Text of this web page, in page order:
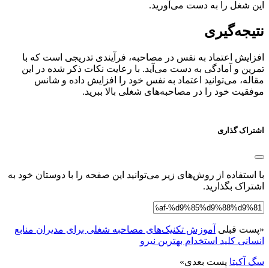
این شغل را به دست می‌آورید.
نتیجه‌گیری
افزایش اعتماد به نفس در مصاحبه، فرآیندی تدریجی است که با
تمرین و آمادگی به دست می‌آید. با رعایت نکات ذکر شده در این
مقاله، می‌توانید اعتماد به نفس خود را افزایش داده و شانس
موفقیت خود را در مصاحبه‌های شغلی بالا ببرید.
اشتراک گذاری
با استفاده از روش‌های زیر می‌توانید این صفحه را با دوستان خود به
اشتراک بگذارید.
«پست قبلی آموزش تکنیک‌های مصاحبه شغلی برای مدیران منابع
انسانی کلید استخدام بهترین نیرو
سگ آکیتا پست بعدی»